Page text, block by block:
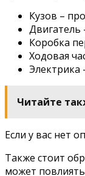
Кузов –
Двигатель
Коробка
Ходовая
Электрика
Читайте
Если у вас нет
Также стоит
может повлиять